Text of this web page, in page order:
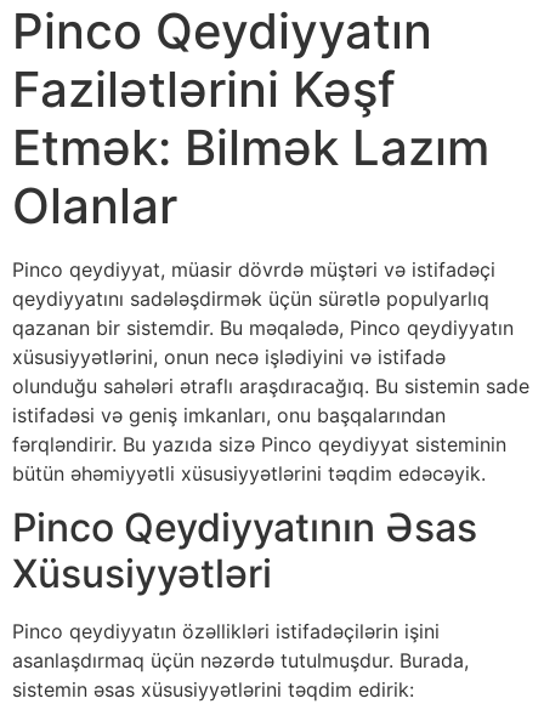
Pinco Qeydiyyatın
Fazilətlərini Kəşf
Etmək: Bilmək Lazım
Olanlar
Pinco qeydiyyat, müasir dövrdə müştəri və istifadəçi
qeydiyyatını sadələşdirmək üçün sürətlə populyarlıq
qazanan bir sistemdir. Bu məqalədə, Pinco qeydiyyatın
xüsusiyyətlərini, onun necə işlədiyini və istifadə
olunduğu sahələri ətraflı araşdıracağıq. Bu sistemin sade
istifadəsi və geniş imkanları, onu başqalarından
fərqləndirir. Bu yazıda sizə Pinco qeydiyyat sisteminin
bütün əhəmiyyətli xüsusiyyətlərini təqdim edəcəyik.
Pinco Qeydiyyatının Əsas
Xüsusiyyətləri
Pinco qeydiyyatın özəllikləri istifadəçilərin işini
asanlaşdırmaq üçün nəzərdə tutulmuşdur. Burada,
sistemin əsas xüsusiyyətlərini təqdim edirik: